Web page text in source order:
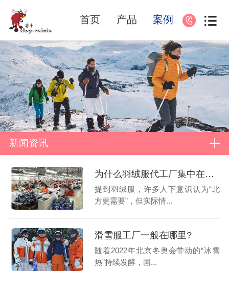
首页 产品 案例
新闻资讯
为什么羽绒服代工厂集中在南方
提到羽绒服，许多人下意识认为“北
方更需要”，但实际情...
滑雪服工厂一般在哪里?
随着2022年北京冬奥会带动的“冰雪
热”持续发酵，国...